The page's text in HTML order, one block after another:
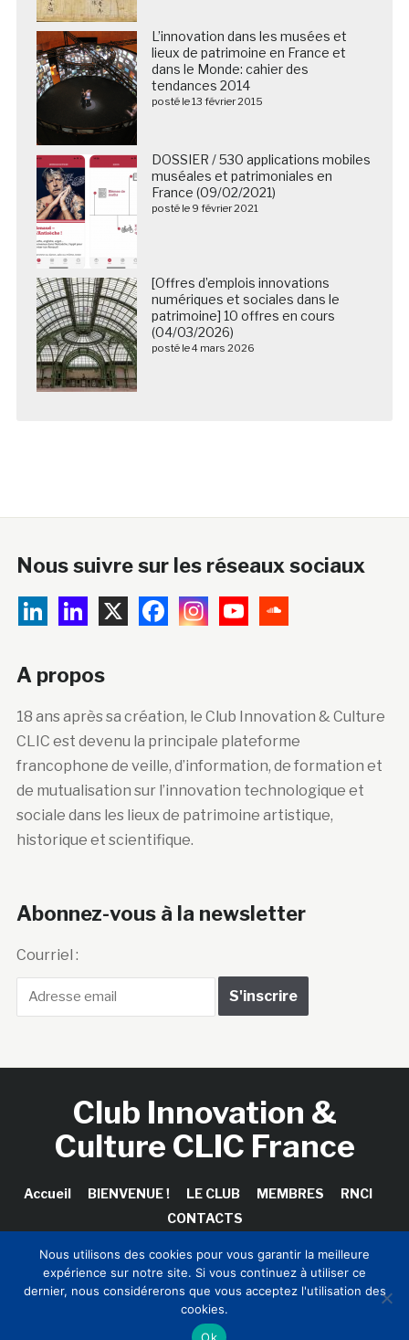
L’innovation dans les musées et
lieux de patrimoine en France et
dans le Monde: cahier des
tendances 2014
posté le 13 février 2015
DOSSIER / 530 applications mobiles
muséales et patrimoniales en
France (09/02/2021)
posté le 9 février 2021
[Offres d’emplois innovations
numériques et sociales dans le
patrimoine] 10 offres en cours
(04/03/2026)
posté le 4 mars 2026
Nous suivre sur les réseaux sociaux
A propos
18 ans après sa création, le Club Innovation & Culture
CLIC est devenu la principale plateforme
francophone de veille, d’information, de formation et
de mutualisation sur l’innovation technologique et
sociale dans les lieux de patrimoine artistique,
historique et scientifique.
Abonnez-vous à la newsletter
Courriel :
Club Innovation &
Culture CLIC France
Accueil BIENVENUE ! LE CLUB MEMBRES
RNCI
CONTACTS
Copyright © 2026 Club Innovation & Culture CLIC France /
Sinapses Conseils
Nous utilisons des cookies pour vous garantir la meilleure
expérience sur notre site. Si vous continuez à utiliser ce
dernier, nous considérerons que vous acceptez l'utilisation des
cookies.
Ok